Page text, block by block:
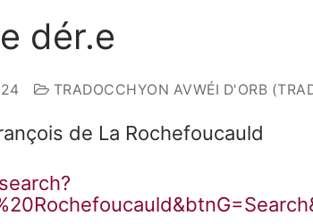
dér.e
TRADOCCHYON AVWÉI D'ORB
de La Rochefoucauld